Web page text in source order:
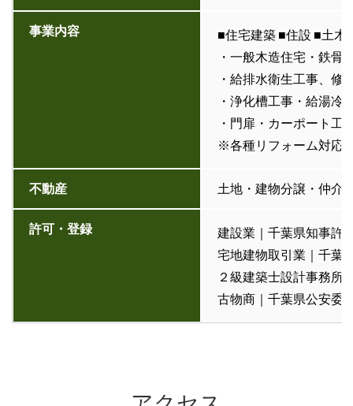
事業内容
■住宅建築 ■住設 ■土木
・一般木造住宅・鉄骨
・給排水衛生工事、修
・浄化槽工事・給湯冷
・門扉・カーポート工
※各種リフォーム対応
不動産 土地・建物分譲・仲介
許可・登録
建設業｜千葉県知事許
宅地建物取引業｜千葉
２級建築士設計事務所
古物商｜千葉県公安委